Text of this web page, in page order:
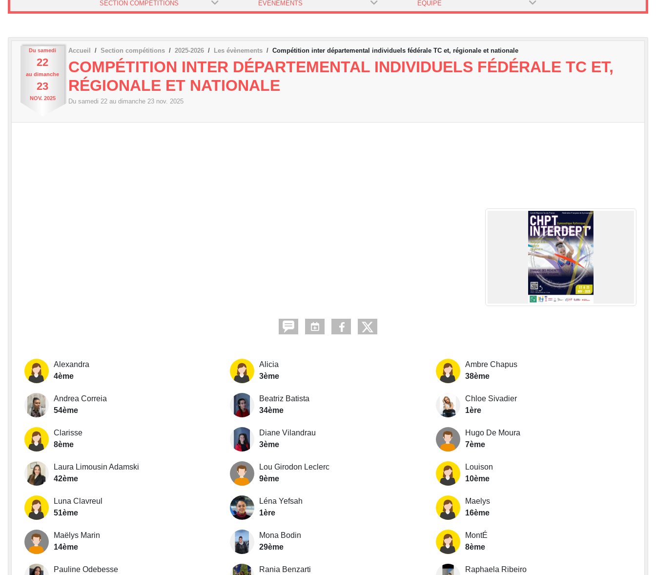
SECTION COMPÉTITIONS ÉVÈNEMENTS ÉQUIPE
Du samedi
22
au dimanche
23
NOV. 2025
Accueil Section compétitions 2025-2026 Les évènements Compétition inter départemental individuels fédérale TC et, régionale et nationale
COMPÉTITION INTER DÉPARTEMENTAL INDIVIDUELS FÉDÉRALE TC ET,
RÉGIONALE ET NATIONALE
Du samedi 22 au dimanche 23 nov. 2025
Alexandra
4ème
Alicia
3ème
Ambre Chapus
38ème
Andrea Correia
54ème
Beatriz Batista
34ème
Chloe Sivadier
1ère
Clarisse
8ème
Diane Vilandrau
3ème
Hugo De Moura
7ème
Laura Limousin Adamski
42ème
Lou Girodon Leclerc
9ème
Louison
10ème
Luna Clavreul
51ème
Léna Yefsah
1ère
Maelys
16ème
Maëlys Marin
14ème
Mona Bodin
29ème
MontÉ
8ème
Pauline Odebesse
Rania Benzarti
Raphaela Ribeiro